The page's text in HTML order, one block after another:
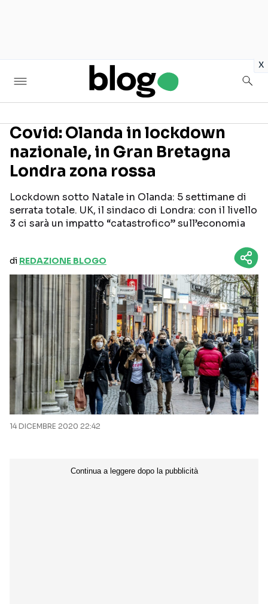
x
Seguici sui social
Covid: Olanda in lockdown
nazionale, in Gran Bretagna
Londra zona rossa
Lockdown sotto Natale in Olanda: 5 settimane di
serrata totale. UK, il sindaco di Londra: con il livello
3 ci sarà un impatto “catastrofico” sull’economia
di REDAZIONE BLOGO
14 DICEMBRE 2020 22:42